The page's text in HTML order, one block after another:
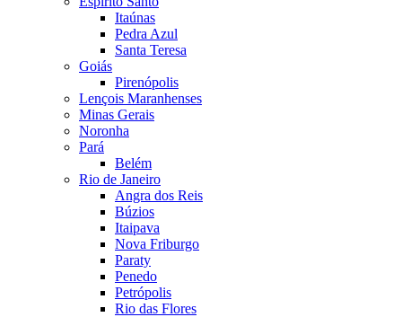
Itaúnas
Pedra Azul
Santa Teresa
Goiás
Pirenópolis
Lençois Maranhenses
Minas Gerais
Noronha
Pará
Belém
Rio de Janeiro
Angra dos Reis
Búzios
Itaipava
Nova Friburgo
Paraty
Penedo
Petrópolis
Rio das Flores